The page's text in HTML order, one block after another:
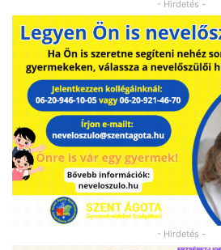
- Hirdetés -
- Hirdetés -